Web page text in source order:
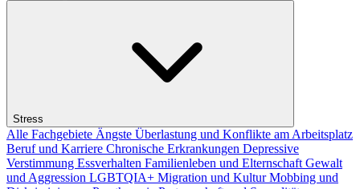
Stress
Alle Fachgebiete Ängste Überlastung und Konflikte am Arbeitsplatz
Beruf und Karriere Chronische Erkrankungen Depressive
Verstimmung Essverhalten Familienleben und Elternschaft Gewalt
und Aggression LGBTQIA+ Migration und KulturMobbing und